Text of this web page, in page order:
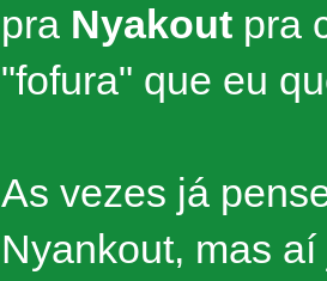
pra Nyakoutpra
"fofura" que eu
As vezes já
Nyankout, mas